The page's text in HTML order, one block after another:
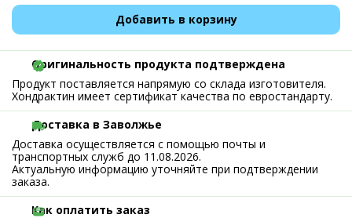
Добавить в корзину
Оригинальность продукта подтверждена
Продукт поставляется напрямую со склада изготовителя.
Хондрактин имеет сертификат качества по евростандарту.
Доставка в Заволжье
Доставка осуществляется с помощью почты и
транспортных служб до 11.08.2026.
Актуальную информацию уточняйте при подтверждении
заказа.
Как оплатить заказ